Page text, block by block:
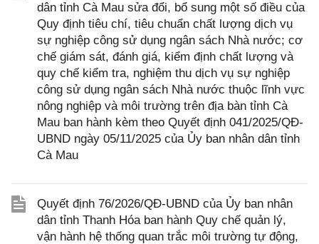
dân tỉnh Cà Mau sửa đổi, bổ sung một số điều của
Quy định tiêu chí, tiêu chuẩn chất lượng dịch vụ
sự nghiệp công sử dụng ngân sách Nhà nước; cơ
chế giám sát, đánh giá, kiểm định chất lượng và
quy chế kiểm tra, nghiệm thu dịch vụ sự nghiệp
công sử dụng ngân sách Nhà nước thuộc lĩnh vực
nông nghiệp và môi trường trên địa bàn tỉnh Cà
Mau ban hành kèm theo Quyết định 041/2025/QĐ-
UBND ngày 05/11/2025 của Ủy ban nhân dân tỉnh
Cà Mau
Quyết định 76/2026/QĐ-UBND của Ủy ban nhân
dân tỉnh Thanh Hóa ban hành Quy chế quản lý,
vận hành hệ thống quan trắc môi trường tự động,